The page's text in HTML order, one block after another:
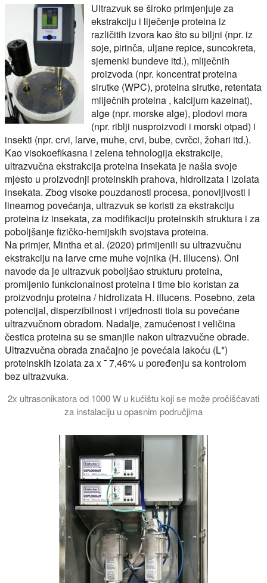
Ultrazvuk se široko primjenjuje za
ekstrakciju i liječenje proteina iz
različitih izvora kao što su biljni (npr. iz
soje, pirinča, uljane repice, suncokreta,
sjemenki bundeve itd.), mliječnih
proizvoda (npr. koncentrat proteina
sirutke (WPC), proteina sirutke, retentata
mliječnih proteina , kalcijum kazeinat),
alge (npr. morske alge), plodovi mora
(npr. riblji nusproizvodi i morski otpad) i
insekti (npr. crvi, larve, muhe, crvi, bube, cvrčci, žohari itd.).
Kao visokoefikasna i zelena tehnologija ekstrakcije,
ultrazvučna ekstrakcija proteina insekata je našla svoje
mjesto u proizvodnji proteinskih prahova, hidrolizata i izolata
insekata. Zbog visoke pouzdanosti procesa, ponovljivosti i
linearnog povećanja, ultrazvuk se koristi za ekstrakciju
proteina iz insekata, za modifikaciju proteinskih struktura i za
poboljšanje fizičko-hemijskih svojstava proteina.
Na primjer, Mintha et al. (2020) primijenili su ultrazvučnu
ekstrakciju na larve crne muhe vojnika (H. illucens). Oni
navode da je ultrazvuk poboljšao strukturu proteina,
promijenio funkcionalnost proteina i time bio koristan za
proizvodnju proteina / hidrolizata H. illucens. Posebno, zeta
potencijal, disperzibilnost i vrijednosti tiola su povećane
ultrazvučnom obradom. Nadalje, zamućenost i veličina
čestica proteina su se smanjile nakon ultrazvučne obrade.
Ultrazvučna obrada značajno je povećala lakoću (L*)
proteinskih izolata za x ¯ 7,46% u poređenju sa kontrolom
bez ultrazvuka.
2x ultrasonikatora od 1000 W u kućištu koji se može pročišćavati
za instalaciju u opasnim područjima